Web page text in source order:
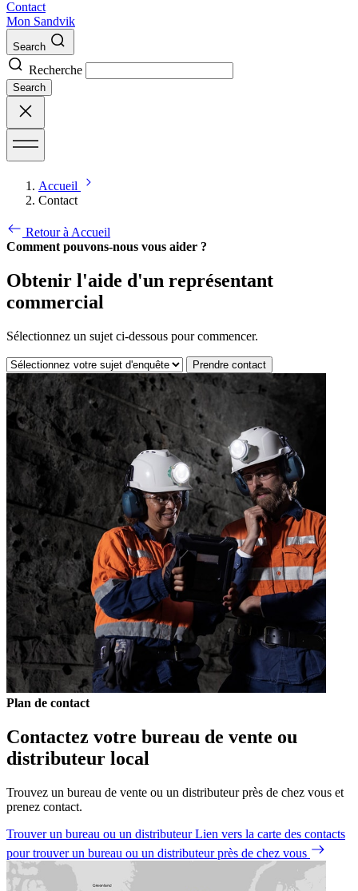
Contact
Mon Sandvik
Search
Recherche
Search
Accueil
Contact
Retour à Accueil
Comment pouvons-nous vous aider ?
Obtenir l'aide d'un représentant
commercial
Sélectionnez un sujet ci-dessous pour commencer.
Prendre contact
Plan de contact
Contactez votre bureau de vente ou
distributeur local
Trouvez un bureau de vente ou un distributeur près de chez vous et
prenez contact.
Trouver un bureau ou un distributeurLien vers la carte des contacts
pour trouver un bureau ou un distributeur près de chez vous